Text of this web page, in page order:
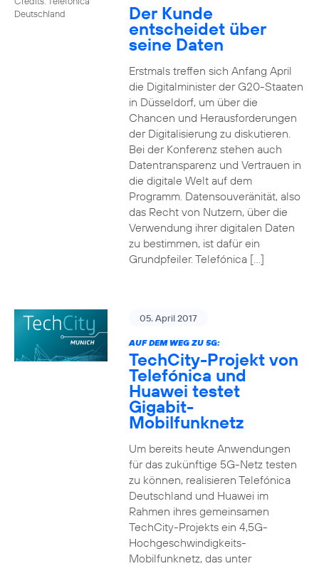
Deutschland
Der Kunde
entscheidet über
seine Daten
Erstmals treffen sich Anfang April
die Digitalminister der G20-Staaten
in Düsseldorf, um über die
Chancen und Herausforderungen
der Digitalisierung zu diskutieren.
Bei der Konferenz stehen auch
Datentransparenz und Vertrauen in
die digitale Welt auf dem
Programm. Datensouveränität, also
das Recht von Nutzern, über die
Verwendung ihrer digitalen Daten
zu bestimmen, ist dafür ein
Grundpfeiler. Telefónica […]
05. April 2017
AUF DEM WEG ZU 5G:
TechCity-Projekt von
Telefónica und
Huawei testet
Gigabit-
Mobilfunknetz
Um bereits heute Anwendungen
für das zukünftige 5G-Netz testen
zu können, realisieren Telefónica
Deutschland und Huawei im
Rahmen ihres gemeinsamen
TechCity-Projekts ein 4,5G-
Hochgeschwindigkeits-
Mobilfunknetz, das unter